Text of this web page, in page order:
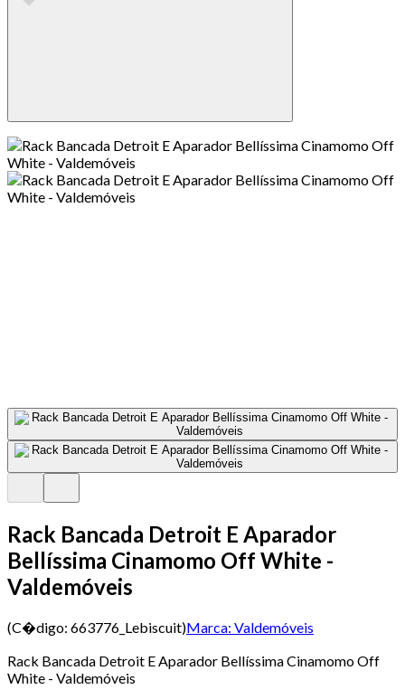
Rack Bancada Detroit E Aparador
Bellíssima Cinamomo Off White -
Valdemóveis
(C�digo: 663776_Lebiscuit)Marca: Valdemóveis
Rack Bancada Detroit E Aparador Bellíssima Cinamomo Off
White - Valdemóveis